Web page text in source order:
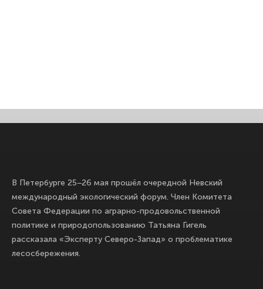
В Петербурге 25−26 мая прошёл очередной Невский
международный экологический форум. Член Комитета
Совета Федерации по аграрно-продовольственной
политике и природопользованию Татьяна Гигель
рассказала «Эксперту Северо-Запад» о проблематике
лесосбережения.